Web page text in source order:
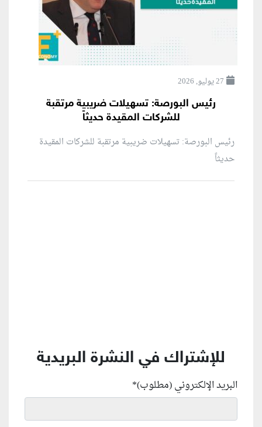
27 يوليو, 2026
رئيس البورصة: تسهيلات ضريبية مرتقبة
للشركات المقيدة حديثاً
رئيس البورصة: تسهيلات ضريبية مرتقبة للشركات المقيدة
حديثاً
للإشتراك في النشرة البريدية
البريد الإلكتروني (مطلوب)*